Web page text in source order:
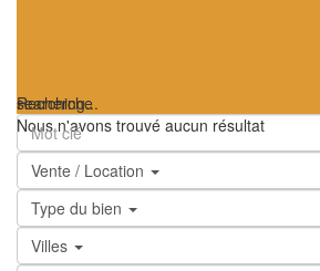
searching...
Nous n'avons trouvé aucun résultat
Recherche
Vente / Location
Type du bien
Villes